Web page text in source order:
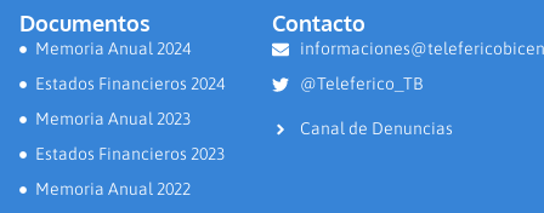
Documentos
Memoria Anual 2024
Estados Financieros 2024
Memoria Anual 2023
Estados Financieros 2023
Memoria Anual 2022
Contacto
@Teleferico_TB
Canal de Denuncias